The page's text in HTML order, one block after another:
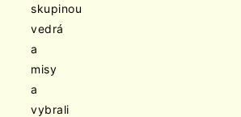
skupinou
vedrá
a
misy
a
vybrali